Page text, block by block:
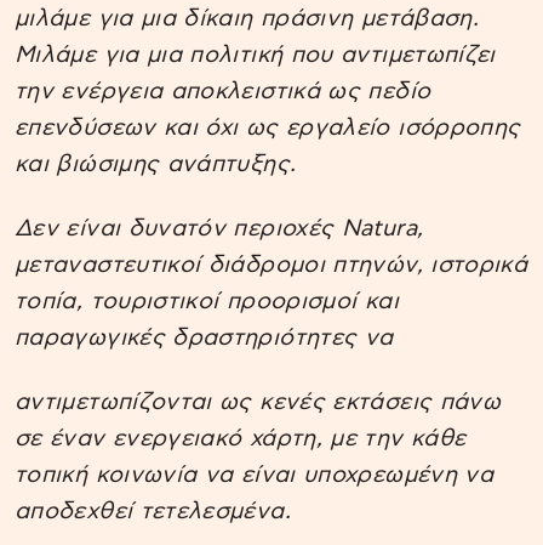
μιλάμε για μια δίκαιη πράσινη μετάβαση.
Μιλάμε για μια πολιτική που αντιμετωπίζει
την ενέργεια αποκλειστικά ως πεδίο
επενδύσεων και όχι ως εργαλείο ισόρροπης
και βιώσιμης ανάπτυξης.
Δεν είναι δυνατόν περιοχές Natura,
μεταναστευτικοί διάδρομοι πτηνών, ιστορικά
τοπία, τουριστικοί προορισμοί και
παραγωγικές δραστηριότητες να
αντιμετωπίζονται ως κενές εκτάσεις πάνω
σε έναν ενεργειακό χάρτη, με την κάθε
τοπική κοινωνία να είναι υποχρεωμένη να
αποδεχθεί τετελεσμένα.